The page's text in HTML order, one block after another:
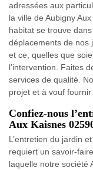
adressées aux
la ville de Aubigny
habitat se trouve
déplacements de nos
et ce, quelles que
l’intervention. Faites
services de qualité.
projet et à vouf
Confiez-nous
Aux Kaisnes
L’entretien du jardin
requiert un savoir-
laquelle notre société